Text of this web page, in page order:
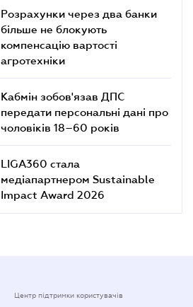
Розрахунки через два банки
більше не блокують
компенсацію вартості
агротехніки
Кабмін зобов'язав ДПС
передати персональні дані про
чоловіків 18–60 років
LIGA360 стала
медіапартнером Sustainable
Impact Award 2026
Центр підтримки користувачів